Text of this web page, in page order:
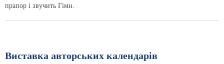
прапор і звучить Гімн.
Виставка авторських календарів